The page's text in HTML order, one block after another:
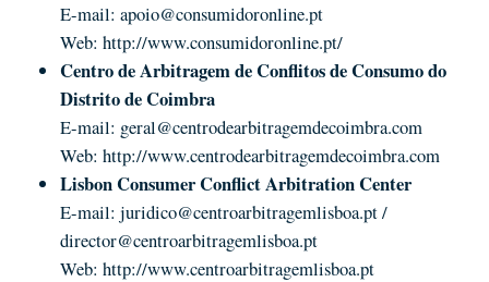
E-mail: apoio@consumidoronline.pt
Web: http://www.consumidoronline.pt/
Centro de Arbitragem de Conflitos de Consumo do
Distrito de Coimbra
E-mail: geral@centrodearbitragemdecoimbra.com
Web: http://www.centrodearbitragemdecoimbra.com
Lisbon Consumer Conflict Arbitration Center
E-mail: juridico@centroarbitragemlisboa.pt/
director@centroarbitragemlisboa.pt
Web: http://www.centroarbitragemlisboa.pt